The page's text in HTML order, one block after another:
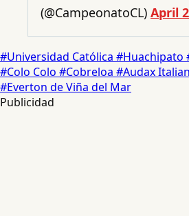
(@CampeonatoCL) April
#Universidad Católica #Huachipato
#Colo Colo #Cobreloa #Audax
#Everton de Viña del Mar
Publicidad